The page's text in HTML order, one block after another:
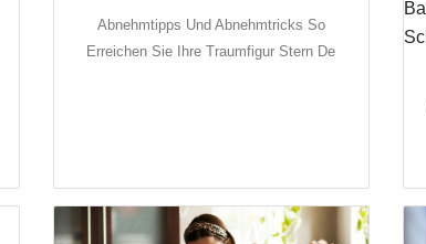
Abnehmtipps Und Abnehmtricks So
Erreichen Sie Ihre Traumfigur Stern De